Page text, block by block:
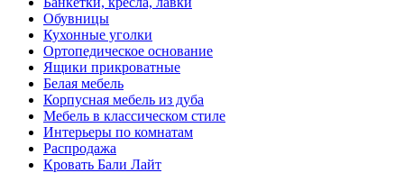
Обувницы
Кухонные уголки
Ортопедическое основание
Ящики прикроватные
Белая мебель
Корпусная мебель из дуба
Мебель в классическом стиле
Интерьеры по комнатам
Распродажа
Кровать Бали Лайт